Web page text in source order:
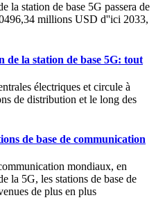
la station de base 5G passera de
millions USD d''ici 2033,
de la station de base 5G: tout
électriques et circule à
de distribution et le long des
de base de communication
mondiaux, en
la 5G, les stations de base de
de plus en plus